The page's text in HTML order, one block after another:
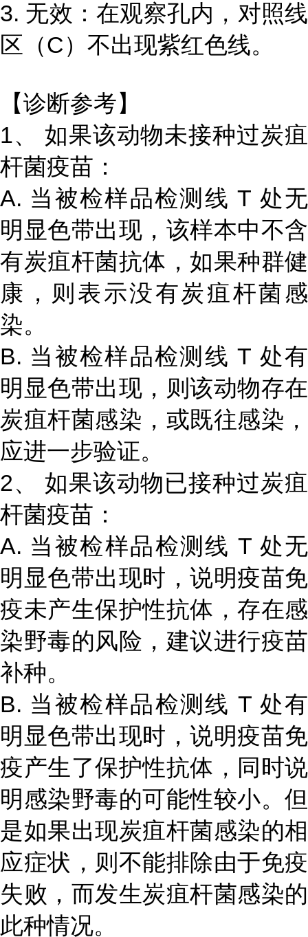
3. 无效：在观察孔内，对照线
区（C）不出现紫红色线。
【诊断参考】
1、 如果该动物未接种过炭疽
杆菌疫苗：
A. 当被检样品检测线 T 处无
明显色带出现，该样本中不含
有炭疽杆菌抗体，如果种群健
康，则表示没有炭疽杆菌感
染。
B. 当被检样品检测线 T 处有
明显色带出现，则该动物存在
炭疽杆菌感染，或既往感染，
应进一步验证。
2、 如果该动物已接种过炭疽
杆菌疫苗：
A. 当被检样品检测线 T 处无
明显色带出现时，说明疫苗免
疫未产生保护性抗体，存在感
染野毒的风险，建议进行疫苗
补种。
B. 当被检样品检测线 T 处有
明显色带出现时，说明疫苗免
疫产生了保护性抗体，同时说
明感染野毒的可能性较小。但
是如果出现炭疽杆菌感染的相
应症状，则不能排除由于免疫
失败，而发生炭疽杆菌感染的
此种情况。